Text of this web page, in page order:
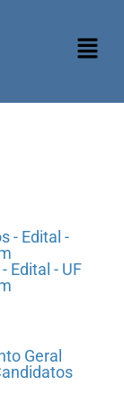
- Edital -
Edital - UF
Geral